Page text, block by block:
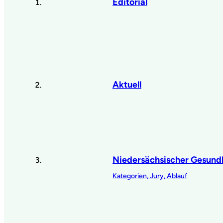
Aktuell
Niedersächsischer
Kategorien, Jury, Ablauf